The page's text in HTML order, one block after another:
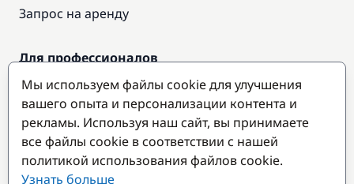
Запрос на аренду
Для профессионалов
Доступ про
Стать партнером
Популярные направления
Мы используем файлы cookie для улучшения
вашего опыта и персонализации контента и
рекламы. Используя наш сайт, вы принимаете
все файлы cookie в соответствии с нашей
политикой использования файлов cookie.
Узнать больше